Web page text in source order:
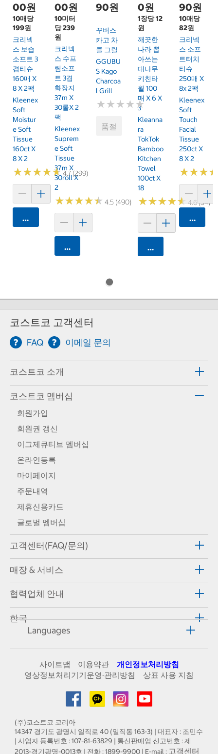
00원
10매당
199원
크리넥
스 보습
소프트 3
겹티슈
160매 X
8 X 2팩
Kleenex
Soft
Moistur
E Soft
Tissue
160ct X
8 X 2
★★★★★
★★★★★ 4.7 (299)
카트에 담기
00원
10미터
당 239
원
크리넥
스 수프
림소프
트 3겹
화장지
37m X
30롤x 2
팩
Kleenex
Suprem
E Soft
Tissue
37m X
30roll X
2
★★★★★
★★★★★ 4.5 (490)
카트에 담기
90원
꾸버스
카고 차
콜 그릴
GGUBU
S Kago
Charcoa
L Grill
★★★★★
★★★★★
품절
0원
1장당 12
원
깨끗한
나라 뽑
아쓰는
대나무
키친타
월 100
매 X 6 X
3
Kleanna
Ra
TokTok
Bamboo
Kitchen
Towel
100ct X
18
★★★★★
★★★★★4.6 (54)
카트에 담기
90원
10매당
82원
크리넥
스 소프
트터치
티슈
250매 X
8x 2팩
Kleenex
Soft
Touch
Facial
Tissue
250ct X
8 X 2
★★★
★★★
카트에
코스트코 고객센터
FAQ 이메일 문의
코스트코 소개
코스트코 멤버십
회원가입
회원권 갱신
이그제큐티브 멤버십
온라인등록
마이페이지
주문내역
제휴신용카드
글로벌 멤버십
고객센터(FAQ/문의)
매장 & 서비스
협력업체 안내
한국
Languages
사이트맵 이용약관
개인정보처리방침
영상정보처리기기운영·관리방침
상표 사용 지침
(주)코스트코 코리아
14347 경기도 광명시 일직로 40 (일직동 163-3) | 대표자 : 조민수
| 사업자 등록번호 : 107-81-63829 | 통신판매업 신고번호 : 제
2013-경기광명-0013호 | 전화 : 1899-9900 | E-mail : 고객센터